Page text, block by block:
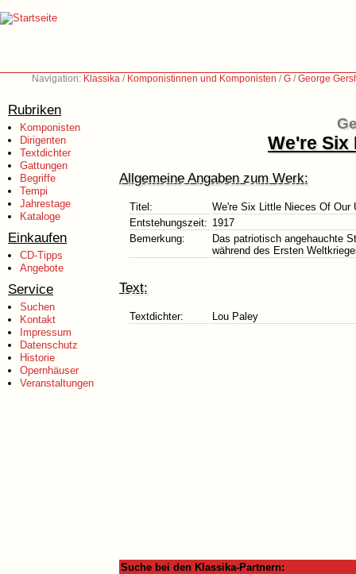
Navigation: Klassika / Komponistinnen und Komponisten /G /George
Rubriken
Komponisten
Dirigenten
Textdichter
Gattungen
Begriffe
Tempi
Jahrestage
Kataloge
Einkaufen
CD-Tipps
Angebote
Service
Suchen
Kontakt
Impressum
Datenschutz
Historie
Opernhäuser
Veranstaltungen
We're Six
Allgemeine Angaben zum Werk:
Titel:
We're Six Little Nieces Of Our
Entstehungszeit: 1917
Bemerkung:
Das patriotisch angehauchte
während des Ersten
Text:
Textdichter: Lou Paley
Suche bei den Klassika-Partnern: